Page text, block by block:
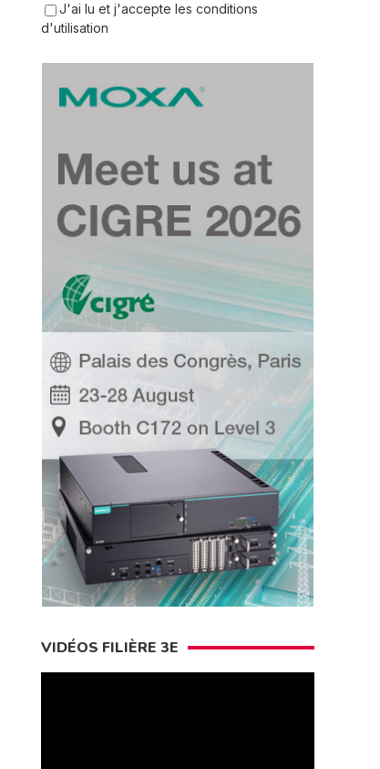
J'ai lu et j'accepte les conditions
d'utilisation
VIDÉOS FILIÈRE 3E